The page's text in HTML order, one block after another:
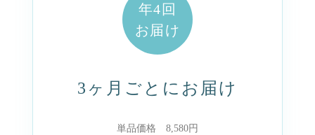
年4回
お届け
3ヶ月ごとにお届け
単品価格 8,580円